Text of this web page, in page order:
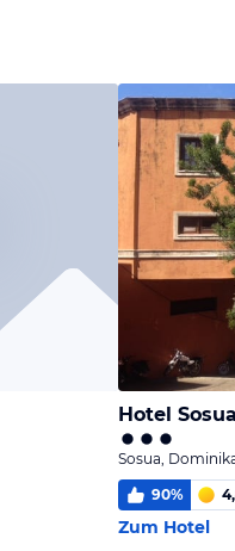
Hotel
Sosua,
90%
Zum Hotel